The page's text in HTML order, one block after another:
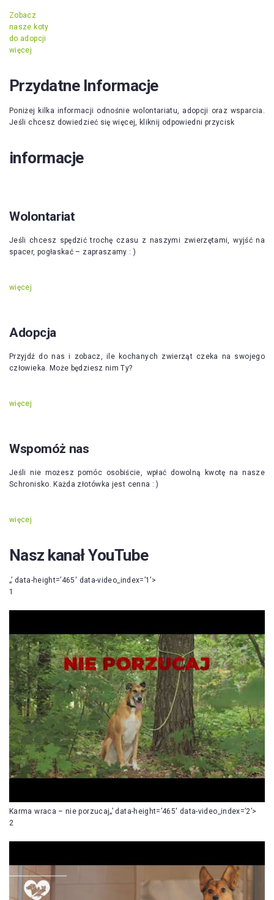
Zobacz
nasze koty
do adopcji
więcej
Przydatne Informacje
Poniżej kilka informacji odnośnie wolontariatu, adopcji oraz wsparcia.
Jeśli chcesz dowiedzieć się więcej, kliknij odpowiedni przycisk
informacje
Wolontariat
Jeśli chcesz spędzić trochę czasu z naszymi zwierzętami, wyjść na
spacer, pogłaskać – zapraszamy : )
więcej
Adopcja
Przyjdź do nas i zobacz, ile kochanych zwierząt czeka na swojego
człowieka. Może będziesz nim Ty?
więcej
Wspomóż nas
Jeśli nie możesz pomóc osobiście, wpłać dowolną kwotę na nasze
Schronisko. Każda złotówka jest cenna : )
więcej
Nasz kanał YouTube
„’ data-height=’465′ data-video_index=’1’>
1
Karma wraca – nie porzucaj„’ data-height=’465′ data-video_index=’2’>
2